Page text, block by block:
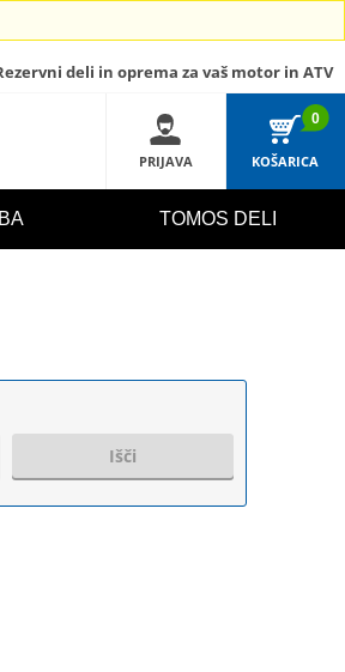
deli in oprema za vaš motor in ATV
PRIJAVA
0
KOŠARICA
TOMOS DELI
Išči